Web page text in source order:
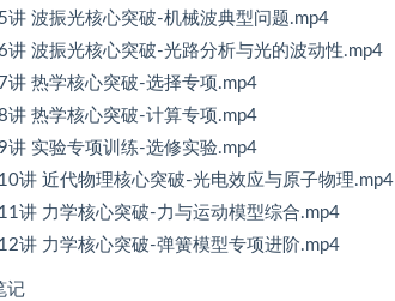
讲 波振光核心突破-机械波典型问题.mp4
讲 波振光核心突破-光路分析与光的波动性.mp4
讲 热学核心突破-选择专项.mp4
讲 热学核心突破-计算专项.mp4
讲 实验专项训练-选修实验.mp4
讲 近代物理核心突破-光电效应与原子物理.mp4
讲 力学核心突破-力与运动模型综合.mp4
讲 力学核心突破-弹簧模型专项进阶.mp4
记